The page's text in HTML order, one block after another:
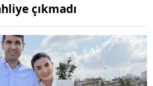
çıkmadı